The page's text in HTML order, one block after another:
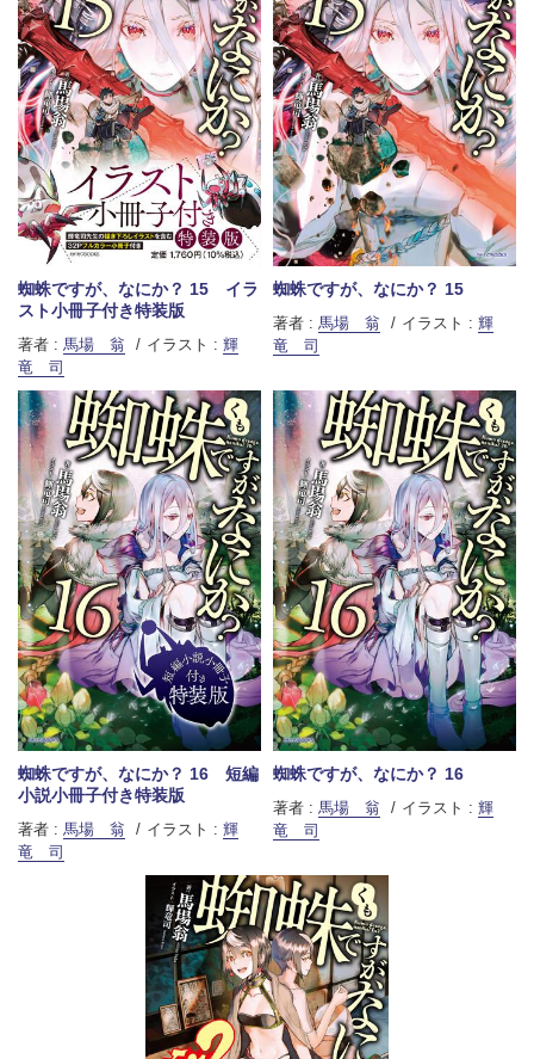
蜘蛛ですが、なにか？ 15 イラ
スト小冊子付き特装版
著者 : 馬場 翁 イラスト : 輝
竜 司
蜘蛛ですが、なにか？ 15
著者 : 馬場 翁 イラスト : 輝
竜 司
蜘蛛ですが、なにか？ 16 短編
小説小冊子付き特装版
著者 : 馬場 翁 イラスト : 輝
竜 司
蜘蛛ですが、なにか？ 16
著者 : 馬場 翁 イラスト : 輝
竜 司